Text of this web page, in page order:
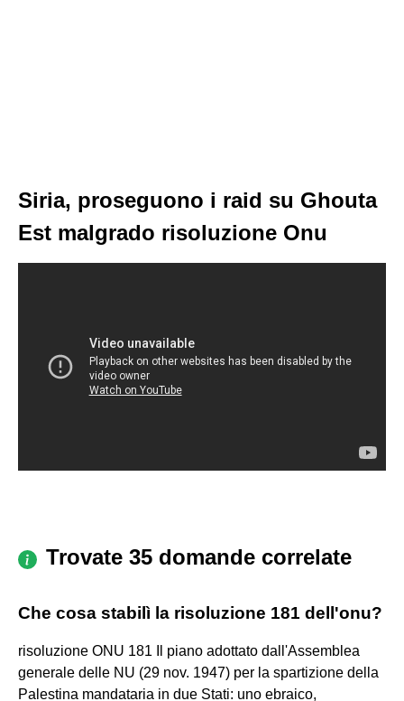
Siria, proseguono i raid su Ghouta
Est malgrado risoluzione Onu
Trovate 35 domande correlate
Che cosa stabilì la risoluzione 181 dell'onu?
risoluzione ONU 181 Il piano adottato dall'Assemblea
generale delle NU (29 nov. 1947) per la spartizione della
Palestina mandataria in due Stati: uno ebraico,